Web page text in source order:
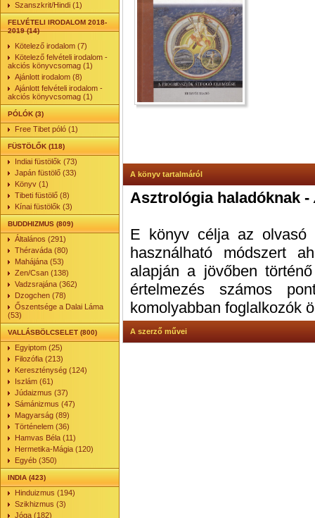
Szanszkrit/Hindi (1)
FELVÉTELI IRODALOM 2018-
2019 (14)
Kötelező irodalom (7)
Kötelező felvételi irodalom -
akciós könyvcsomag (1)
Ajánlott irodalom (8)
Ajánlott felvételi irodalom -
akciós könyvcsomag (1)
PÓLÓK (3)
Free Tibet póló (1)
FÜSTÖLŐK (118)
Indiai füstölők (73)
Japán füstölő (33)
Könyv (1)
Tibeti füstölő (8)
Kínai füstölők (3)
BUDDHIZMUS (809)
Általános (291)
Théraváda (80)
Mahájána (53)
Zen/Csan (138)
Vadzsrajána (362)
Dzogchen (78)
Őszentsége a Dalai Láma
(53)
VALLÁSBÖLCSELET (800)
Egyiptom (25)
Filozófia (213)
Kereszténység (124)
Iszlám (61)
Júdaizmus (37)
Sámánizmus (47)
Magyarság (89)
Történelem (36)
Hamvas Béla (11)
Hermetika-Mágia (120)
Egyéb (350)
INDIA (423)
Hinduizmus (194)
Szikhizmus (3)
Jóga (182)
A könyv tartalmáról
Asztrológia haladóknak -
E könyv célja az olvasó
használható módszert
alapján a jövőben
értelmezés számos
komolyabban foglalkozók
A szerző művei